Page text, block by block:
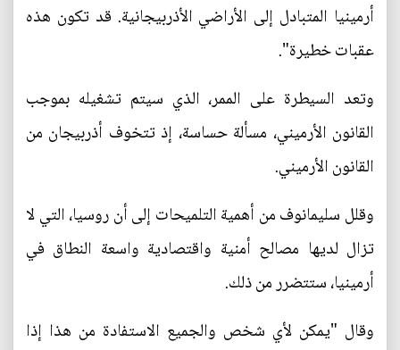
أرمينيا المتبادل إلى الأراضي الأذربيجانية. قد تكون هذه
عقبات خطيرة".
وتعد السيطرة على الممر، الذي سيتم تشغيله بموجب
القانون الأرميني، مسألة حساسة، إذ تتخوف أذربيجان من
القانون الأرميني.
وقلل سليمانوف من أهمية التلميحات إلى أن روسيا، التي لا
تزال لديها مصالح أمنية واقتصادية واسعة النطاق في
أرمينيا، ستتضرر من ذلك.
وقال "يمكن لأي شخص والجميع الاستفادة من هذا إذا